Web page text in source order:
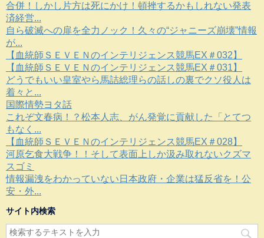
合併！しかし片方は死にかけ！頓挫するかもしれない発表
済経営...
自ら破滅への扉を全力ノック！久々の“ジャニーズ崩壊”情報
が...
【血統師ＳＥＶＥＮのインテリジェンス競馬EX＃032】
【血統師ＳＥＶＥＮのインテリジェンス競馬EX＃031】
どうでもいい皇室やら馬詰総理らの話しの裏でクソ役人は
着々と...
国際情勢ヨタ話
これぞ文春病！？松本人志、がん発覚に貢献した「とてつ
もなく...
【血統師ＳＥＶＥＮのインテリジェンス競馬EX＃028】
河原乞食大戦争！！そして表面上しか汲み取れないクズマ
スゴミ
情報漏洩をわかっていない日本政府・企業は猛反省を！公
安・外...
サイト内検索